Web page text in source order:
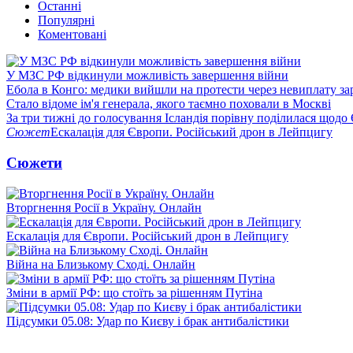
Останні
Популярні
Коментовані
У МЗС РФ відкинули можливість завершення війни
Ебола в Конго: медики вийшли на протести через невиплату
Стало відоме ім'я генерала, якого таємно поховали в Москві
За три тижні до голосування Ісландія порівну поділилася
СюжетЕскалація для Європи. Російський дрон в Лейпцигу
Сюжети
Вторгнення Росії в Україну. Онлайн
Ескалація для Європи. Російський дрон в Лейпцигу
Війна на Близькому Сході. Онлайн
Зміни в армії РФ: що стоїть за рішенням Путіна
Підсумки 05.08: Удар по Києву і брак антибалістики